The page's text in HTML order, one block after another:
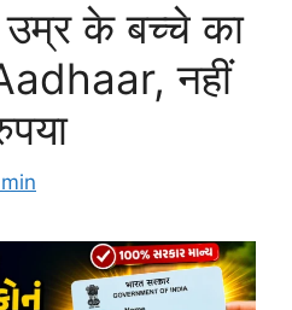
के बच्चे का
नहीं